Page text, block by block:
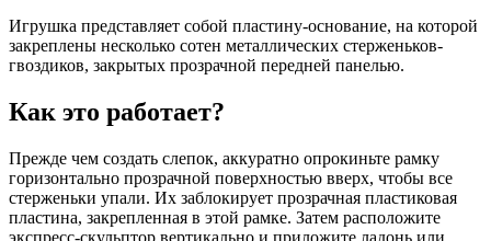
Игрушка представляет собой пластину-основание, на которой
закреплены несколько сотен металлических стерженьков-
гвоздиков, закрытых прозрачной передней панелью.
Как это работает?
Прежде чем создать слепок, аккуратно опрокиньте рамку
горизонтально прозрачной поверхностью вверх, чтобы все
стерженьки упали. Их заблокирует прозрачная пластиковая
пластина, закрепленная в этой рамке. Затем расположите